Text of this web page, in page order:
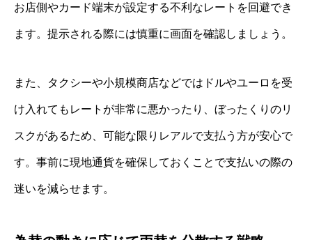
お店側やカード端末が設定する不利なレートを回避でき
ます。提示される際には慎重に画面を確認しましょう。
また、タクシーや小規模商店などではドルやユーロを受
け入れてもレートが非常に悪かったり、ぼったくりのリ
スクがあるため、可能な限りレアルで支払う方が安心で
す。事前に現地通貨を確保しておくことで支払いの際の
迷いを減らせます。